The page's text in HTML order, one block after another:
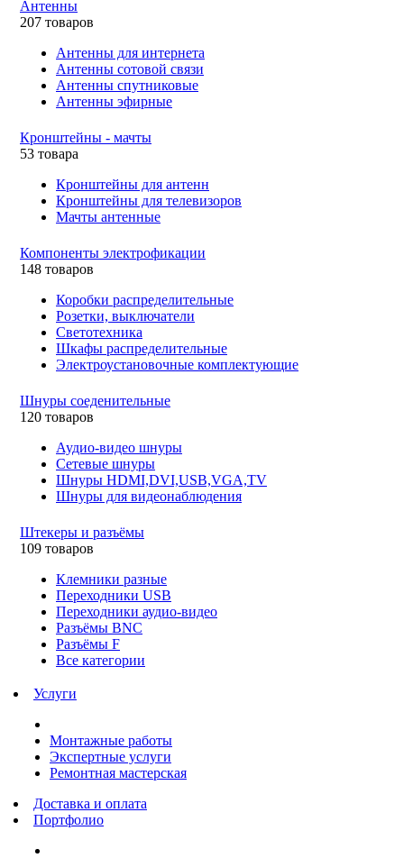
Антенны
207 товаров
Антенны для интернета
Антенны сотовой связи
Антенны спутниковые
Антенны эфирные
Кронштейны - мачты
53 товара
Кронштейны для антенн
Кронштейны для телевизоров
Мачты антенные
Компоненты электрофикации
148 товаров
Коробки распределительные
Розетки, выключатели
Светотехника
Шкафы распределительные
Электроустановочные комплектующие
Шнуры соеденительные
120 товаров
Аудио-видео шнуры
Сетевые шнуры
Шнуры HDMI,DVI,USB,VGA,TV
Шнуры для видеонаблюдения
Штекеры и разъёмы
109 товаров
Клемники разные
Переходники USB
Переходники аудио-видео
Разъёмы BNC
Разъёмы F
Все категории
Услуги
Монтажные работы
Экспертные услуги
Ремонтная мастерская
Доставка и оплата
Портфолио